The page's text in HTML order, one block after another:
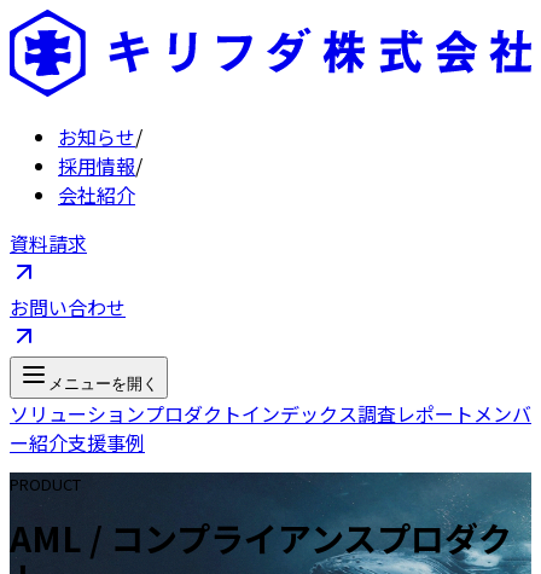
お知らせ/
採用情報/
会社紹介
資料請求
お問い合わせ
メニューを開く
ソリューションプロダクトインデックス調査レポートメンバ
ー紹介支援事例
PRODUCT
AML / コンプライアンスプロダク